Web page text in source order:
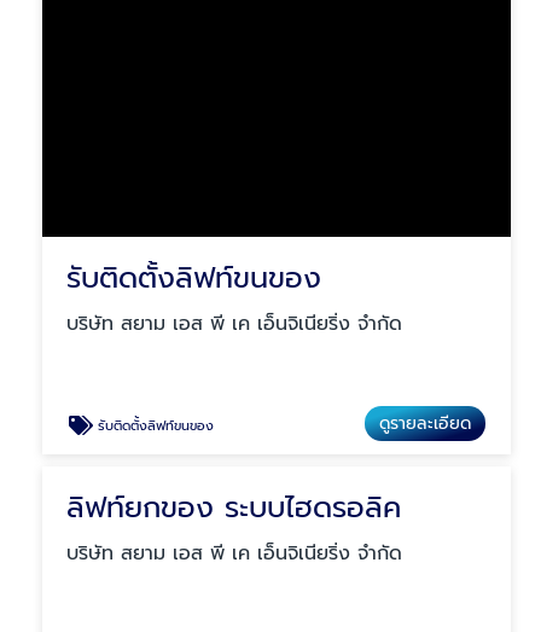
รับติดตั้งลิฟท์ขนของ
บริษัท สยาม เอส พี เค เอ็นจิเนียริ่ง จำกัด
รับติดตั้งลิฟท์ขนของ ดูรายละเอียด
ลิฟท์ยกของ ระบบไฮดรอลิค
บริษัท สยาม เอส พี เค เอ็นจิเนียริ่ง จำกัด